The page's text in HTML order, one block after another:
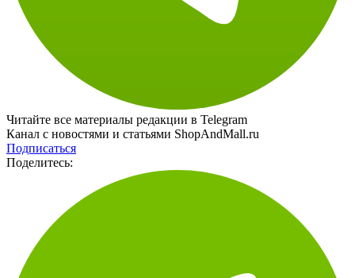
Читайте все материалы редакции в Telegram
Канал с новостями и статьями ShopAndMall.ru
Подписаться
Поделитесь: